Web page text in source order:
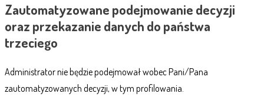
Zautomatyzowane podejmowanie decyzji
oraz przekazanie danych do państwa
trzeciego
Administrator nie będzie podejmował wobec Pani/Pana
zautomatyzowanych decyzji, w tym profilowania.